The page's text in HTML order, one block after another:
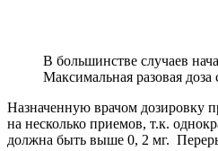
В большинстве случаев
Максимальная разовая доза
Назначенную врачом дозировку
на несколько приемов, т.к.
должна быть выше 0, 2 мг.